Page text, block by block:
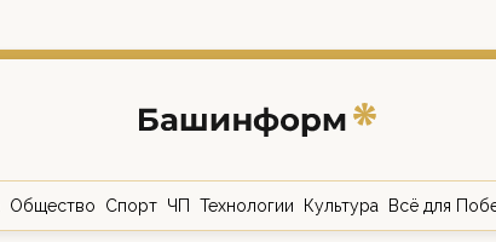
Общество Спорт ЧП Технологии Культура Всё для